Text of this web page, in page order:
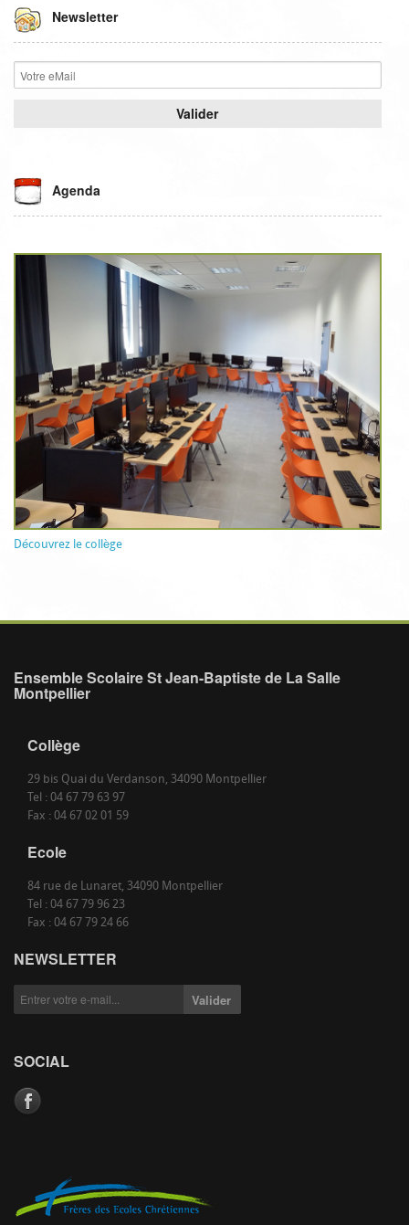
Newsletter
Agenda
Découvrez le collège
Ensemble Scolaire St Jean-Baptiste de La Salle
Montpellier
Collège
29 bis Quai du Verdanson, 34090 Montpellier
Tel : 04 67 79 63 97
Fax : 04 67 02 01 59
Ecole
84 rue de Lunaret, 34090 Montpellier
Tel : 04 67 79 96 23
Fax : 04 67 79 24 66
NEWSLETTER
SOCIAL